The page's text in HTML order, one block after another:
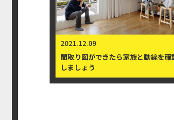
2021.12.22
知名度は信頼性を示すものではありま
せん